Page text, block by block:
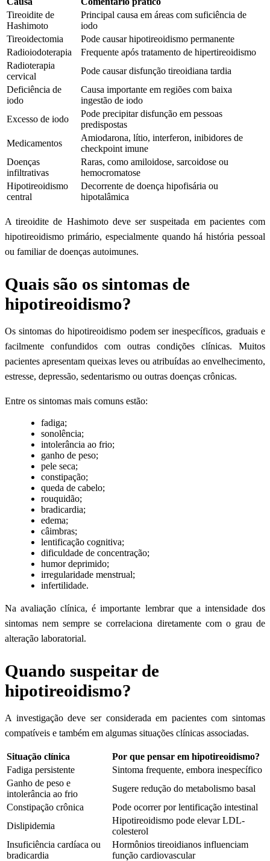
Tireoidite de
Hashimoto
Principal causa em áreas com suficiência de
iodo
Tireoidectomia
Pode causar hipotireoidismo permanente
Radioiodoterapia
Frequente após tratamento de hipertireoidismo
Radioterapia
cervical
Pode causar disfunção tireoidiana tardia
Deficiência de
iodo
Causa importante em regiões com baixa
ingestão de iodo
Excesso de iodo
Pode precipitar disfunção em pessoas
predispostas
Medicamentos
Amiodarona, lítio, interferon, inibidores de
checkpoint imune
Doenças
infiltrativas
Raras, como amiloidose, sarcoidose ou
hemocromatose
Hipotireoidismo
central
Decorrente de doença hipofisária ou
hipotalâmica
A tireoidite de Hashimoto deve ser suspeitada em pacientes com
hipotireoidismo primário, especialmente quando há história pessoal
ou familiar de doenças autoimunes.
Quais são os sintomas de
hipotireoidismo?
Os sintomas do hipotireoidismo podem ser inespecíficos, graduais e
facilmente confundidos com outras condições clínicas. Muitos
pacientes apresentam queixas leves ou atribuídas ao envelhecimento,
estresse, depressão, sedentarismo ou outras doenças crônicas.
Entre os sintomas mais comuns estão:
fadiga;
sonolência;
intolerância ao frio;
ganho de peso;
pele seca;
constipação;
queda de cabelo;
rouquidão;
bradicardia;
edema;
câimbras;
lentificação cognitiva;
dificuldade de concentração;
humor deprimido;
irregularidade menstrual;
infertilidade.
Na avaliação clínica, é importante lembrar que a intensidade dos
sintomas nem sempre se correlaciona diretamente com o grau de
alteração laboratorial.
Quando suspeitar de
hipotireoidismo?
A investigação deve ser considerada em pacientes com sintomas
compatíveis e também em algumas situações clínicas associadas.
Situação clínica
Por que pensar em hipotireoidismo?
Fadiga persistente
Sintoma frequente, embora inespecífico
Ganho de peso e
intolerância ao frio
Sugere redução do metabolismo basal
Constipação crônica
Pode ocorrer por lentificação intestinal
Dislipidemia
Hipotireoidismo pode elevar LDL-
colesterol
Insuficiência cardíaca ou
bradicardia
Hormônios tireoidianos influenciam
função cardiovascular